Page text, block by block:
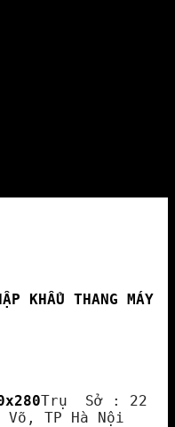
KHẨU THANG MÁY
Trụ Sở : 22
Võ, TP Hà Nội